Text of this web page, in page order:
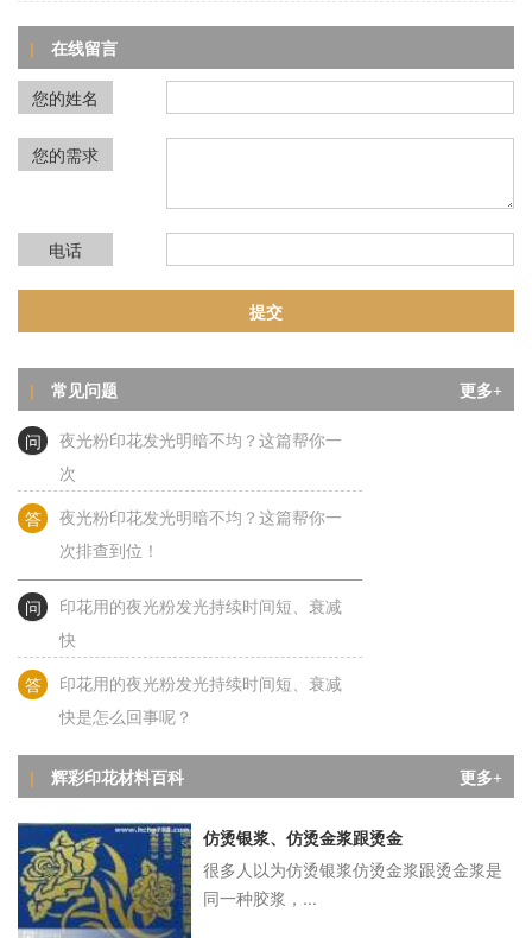
| 在线留言
您的姓名
您的需求
电话
| 常见问题 更多+
答
夜光粉印刷后局部无光、断光？这6大元
凶你必须知道！
问
答
问
答
问 夜光粉发光亮度偏低是怎么回事？
问
夜光粉印花关灯不发光？别急，答案都
在
| 辉彩印花材料百科 更多+
仿烫银浆、仿烫金浆跟烫金
很多人以为仿烫银浆仿烫金浆跟烫金浆是
同一种胶浆，...